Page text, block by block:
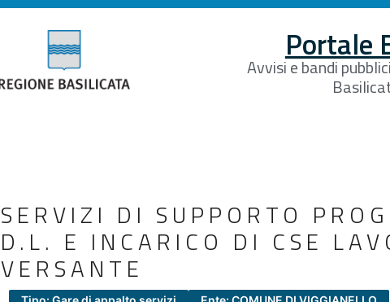
Portale
Avvisi e bandi
SERVIZI DI SUPPORTO
D.L. E INCARICO DI CSE
VERSANTE